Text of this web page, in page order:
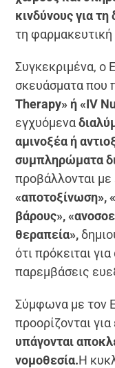
κινδύνους για
τη φαρμακευτική
Συγκεκριμένα, ο
σκευάσματα που
Therapy» ή «IV
εγχυόμενα
αμινοξέα ή
συμπληρώματα
προβάλλονται
«αποτοξίνωση»,
βάρους»,
θεραπεία»,
ότι πρόκειται
παρεμβάσεις
Σύμφωνα με τον
προορίζονται
υπάγονται
νομοθεσία.Η